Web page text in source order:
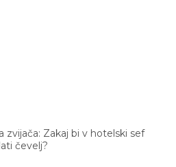
zvijača: Zakaj bi v hotelski sef
čevelj?